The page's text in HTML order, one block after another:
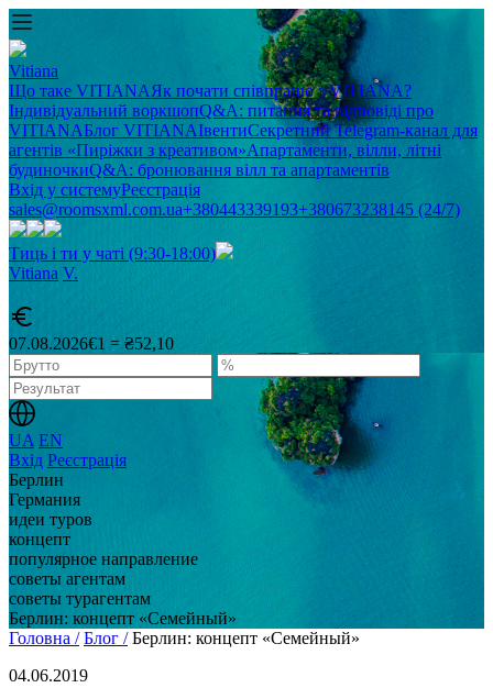
Vitiana
Що таке VITIANAЯк почати співпрацю з VITIANA?
Індивідуальний воркшопQ&A: питання та відповіді про
VITIANAБлог VITIANAІвентиСекретний Telegram-канал для
агентів «Пиріжки з креативом»Апартаменти, вілли, літні
будиночкиQ&A: бронювання вілл та апартаментів
Вхід у системуРеєстрація
sales@roomsxml.com.ua+380443339193+380673238145 (24/7)
Тиць і ти у чаті (9:30-18:00)
Vitiana V.
07.08.2026€1 = ₴52,10
UA EN
Вхід Реєстрація
Берлин
Германия
идеи туров
концепт
популярное направление
советы агентам
советы турагентам
Берлин: концепт «Семейный»
Головна / Блог / Берлин: концепт «Семейный»
04.06.2019